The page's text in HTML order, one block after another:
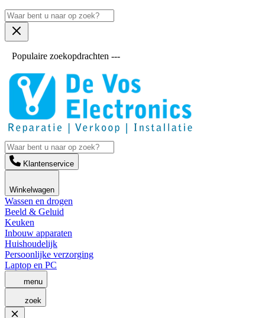
Populaire zoekopdrachten ---
Klantenservice
Winkelwagen
Wassen en drogen
Beeld & Geluid
Keuken
Inbouw apparaten
Huishoudelijk
Persoonlijke verzorging
Laptop en PC
menu
zoek